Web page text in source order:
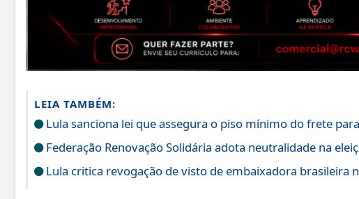
LEIA TAMBÉM:
Lula sanciona lei que assegura o piso mínimo do frete
Federação Renovação Solidária adota neutralidade na
Lula critica revogação de visto de embaixadora brasileira